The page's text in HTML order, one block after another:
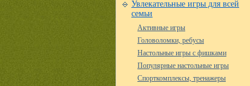
Увлекательные игры для всей
семьи
Активные игры
Головоломки, ребусы
Настольные игры с фишками
Популярные настольные игры
Спорткомплексы, тренажеры